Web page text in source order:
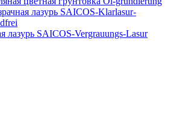
лазурь SAICOS-Klarlasur-
лазурь SAICOS-Vergrauungs-Lasur